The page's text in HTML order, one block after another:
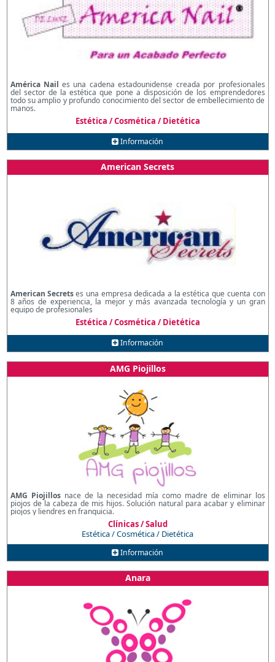
América Nail es una cadena estadounidense creada por profesionales
del sector de la estética que pone a disposición de los emprendedores
todo su amplio y profundo conocimiento del sector de embellecimiento de
manos.
Estética / Cosmética / Dietética
Información
American Secrets
American Secretses una empresa dedicada a la estética que cuenta con
8 años de experiencia, la mejor y más avanzada tecnología y un gran
equipo de profesionales
Estética / Cosmética / Dietética
Información
AMG Piojillos
AMG Piojillosnace de la necesidad mía como madre de eliminar los
piojos de la cabeza de mis hijos. Solución natural para acabar y eliminar
piojos y liendres en franquicia.
Clínicas / Salud
Estética / Cosmética / Dietética
Información
Anara